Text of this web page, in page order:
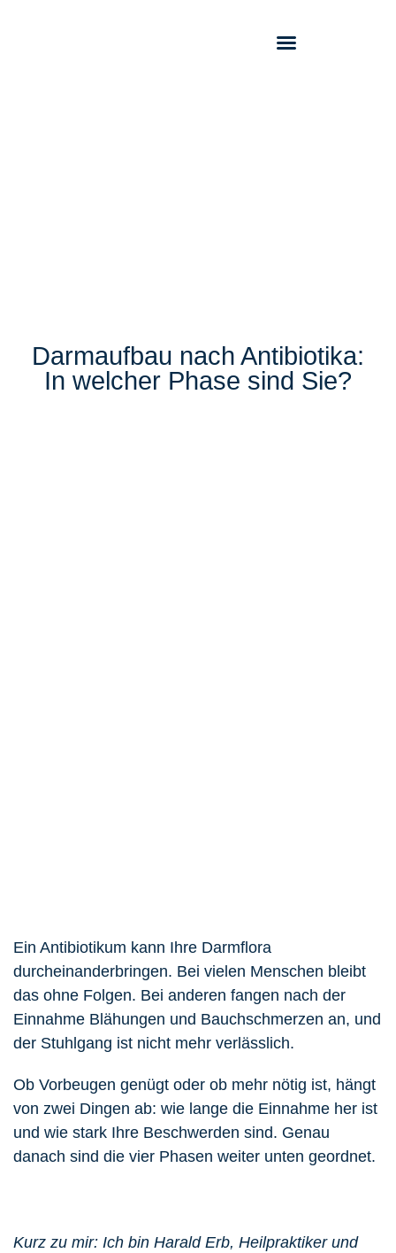
Darmaufbau nach Antibiotika:
In welcher Phase sind Sie?
Ein Antibiotikum kann Ihre Darmflora
durcheinanderbringen. Bei vielen Menschen bleibt
das ohne Folgen. Bei anderen fangen nach der
Einnahme Blähungen und Bauchschmerzen an, und
der Stuhlgang ist nicht mehr verlässlich.
Ob Vorbeugen genügt oder ob mehr nötig ist, hängt
von zwei Dingen ab: wie lange die Einnahme her ist
und wie stark Ihre Beschwerden sind. Genau
danach sind die vier Phasen weiter unten geordnet.
Kurz zu mir: Ich bin Harald Erb, Heilpraktiker und